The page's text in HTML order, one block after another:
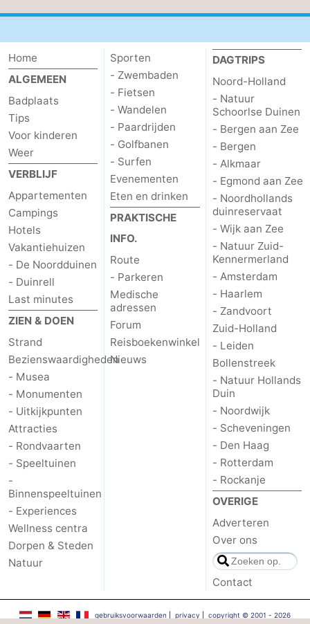
Home
ALGEMEEN
Badplaats
Tips
Voor kinderen
Weer
VERBLIJF
Appartementen
Campings
Hotels
Vakantiehuizen
- De Noordduinen
- Duinrell
Last minutes
ZIEN & DOEN
Strand
Bezienswaardigheden
- Musea
- Monumenten
- Uitkijkpunten
Attracties
- Rondvaarten
- Speeltuinen
-
Binnenspeeltuinen
- Experiences
Wellness centra
Dorpen & Steden
Natuur
Sporten
- Zwembaden
- Fietsen
- Wandelen
- Paardrijden
- Golfbanen
- Surfen
Evenementen
Eten en drinken
PRAKTISCHE
INFO.
Route
- Parkeren
Medische
adressen
Forum
Reisboekenwinkel
Nieuws
DAGTRIPS
Noord-Holland
- Natuur
Schoorlse Duinen
- Bergen aan Zee
- Bergen
- Alkmaar
- Egmond aan Zee
- Noordhollands
duinreservaat
- Wijk aan Zee
- Natuur Zuid-
Kennermerland
- Amsterdam
- Haarlem
- Zandvoort
Zuid-Holland
- Leiden
Bollenstreek
- Natuur Hollands
Duin
- Noordwijk
- Scheveningen
- Den Haag
- Rotterdam
- Rockanje
OVERIGE
Adverteren
Over ons
Contact
gebruiksvoorwaarden privacy copyright © 2001 - 2026